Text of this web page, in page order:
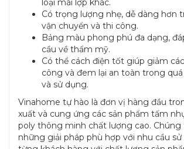
Có trọng lượng nhẹ, dễ dàng hơn
vận chuyển và thi công.
Bảng màu phong phú đa dạng,
cầu về thẩm mỹ.
Có thể cách điện tốt giúp giảm
công và đem lại an toàn trong
và sử dụng.
Vinahome tự hào là đơn vị hàng đầu
xuất và cung ứng các sản phẩm tấm
poly thông minh chất lượng cao. Chúng
những giải pháp phù hợp với nhu cầu